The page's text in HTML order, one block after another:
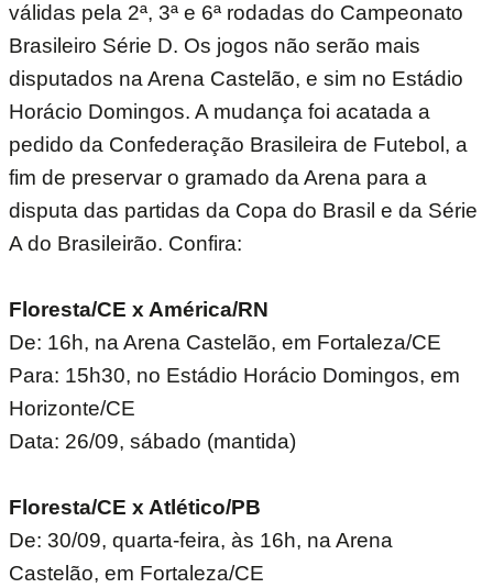
válidas pela 2ª, 3ª e 6ª rodadas do Campeonato
Brasileiro Série D. Os jogos não serão mais
disputados na Arena Castelão, e sim no Estádio
Horácio Domingos. A mudança foi acatada a
pedido da Confederação Brasileira de Futebol, a
fim de preservar o gramado da Arena para a
disputa das partidas da Copa do Brasil e da Série
A do Brasileirão. Confira:
Floresta/CE x América/RN
De: 16h, na Arena Castelão, em Fortaleza/CE
Para: 15h30, no Estádio Horácio Domingos, em
Horizonte/CE
Data: 26/09, sábado (mantida)
Floresta/CE x Atlético/PB
De: 30/09, quarta-feira, às 16h, na Arena
Castelão, em Fortaleza/CE